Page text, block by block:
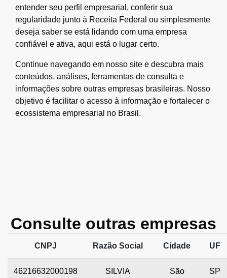
entender seu perfil empresarial, conferir sua
regularidade junto à Receita Federal ou simplesmente
deseja saber se está lidando com uma empresa
confiável e ativa, aqui está o lugar certo.
Continue navegando em nosso site e descubra mais
conteúdos, análises, ferramentas de consulta e
informações sobre outras empresas brasileiras. Nosso
objetivo é facilitar o acesso à informação e fortalecer o
ecossistema empresarial no Brasil.
Consulte outras empresas
CNPJ Razão Social Cidade UF
46216632000198
SILVIA
São
SP